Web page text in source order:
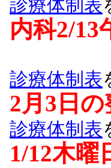
診療体制表
内科2/
診療体制表
2月3日
診療体制表
1/12木曜